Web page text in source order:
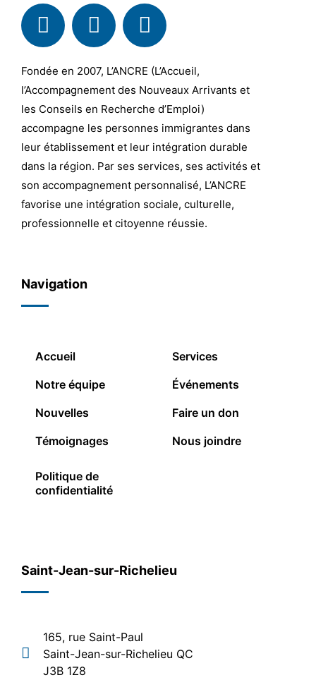
Fondée en 2007, L’ANCRE (L’Accueil,
l’Accompagnement des Nouveaux Arrivants et
les Conseils en Recherche d’Emploi)
accompagne les personnes immigrantes dans
leur établissement et leur intégration durable
dans la région. Par ses services, ses activités et
son accompagnement personnalisé, L’ANCRE
favorise une intégration sociale, culturelle,
professionnelle et citoyenne réussie.
Navigation
Accueil
Notre équipe
Nouvelles
Témoignages
Services
Événements
Faire un don
Nous joindre
Politique de
confidentialité
Saint-Jean-sur-Richelieu
165, rue Saint-Paul
Saint-Jean-sur-Richelieu QC
J3B 1Z8